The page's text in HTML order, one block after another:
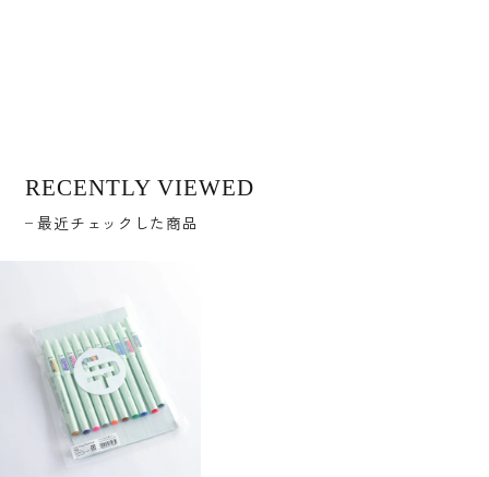
RECENTLY VIEWED
最近チェックした商品